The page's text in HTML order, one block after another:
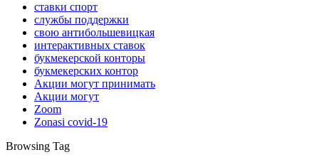
ставки спорт
службы поддержки
свою антибольшевицкая
интерактивных ставок
букмекерской конторы
букмекерских контор
Акции могут принимать
Акции могут
Zoom
Zonasi covid-19
Browsing Tag